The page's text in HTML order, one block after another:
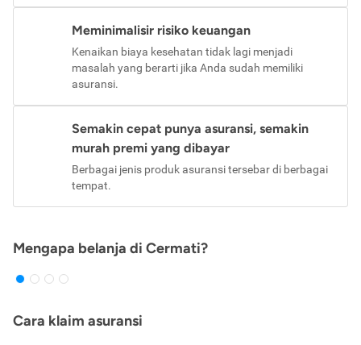
Meminimalisir risiko keuangan
Kenaikan biaya kesehatan tidak lagi menjadi
masalah yang berarti jika Anda sudah memiliki
asuransi.
Semakin cepat punya asuransi, semakin
murah premi yang dibayar
Berbagai jenis produk asuransi tersebar di berbagai
tempat.
Mengapa belanja di Cermati?
Cara klaim asuransi